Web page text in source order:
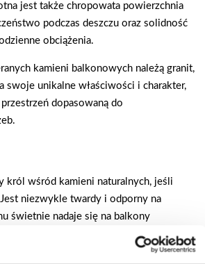
jest także chropowata powierzchnia
podczas deszczu oraz solidność
obciążenia.
kamieni balkonowych należą granit,
swoje unikalne właściwości i charakter,
dopasowaną do
król wśród kamieni naturalnych, jeśli
niezwykle twardy i odporny na
świetnie nadaje się na balkony
Charakteryzuje się bardzo niską
że nie wchłania wody i jest